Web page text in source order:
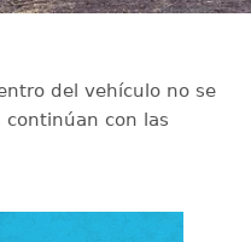
del vehículo no se
con las